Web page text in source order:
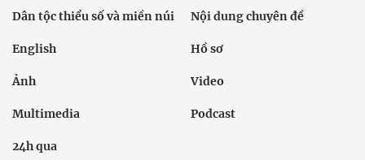
Dân tộc thiểu số và miền núi Nội dung chuyên đề
English Hồ sơ
Ảnh Video
Multimedia Podcast
24h qua